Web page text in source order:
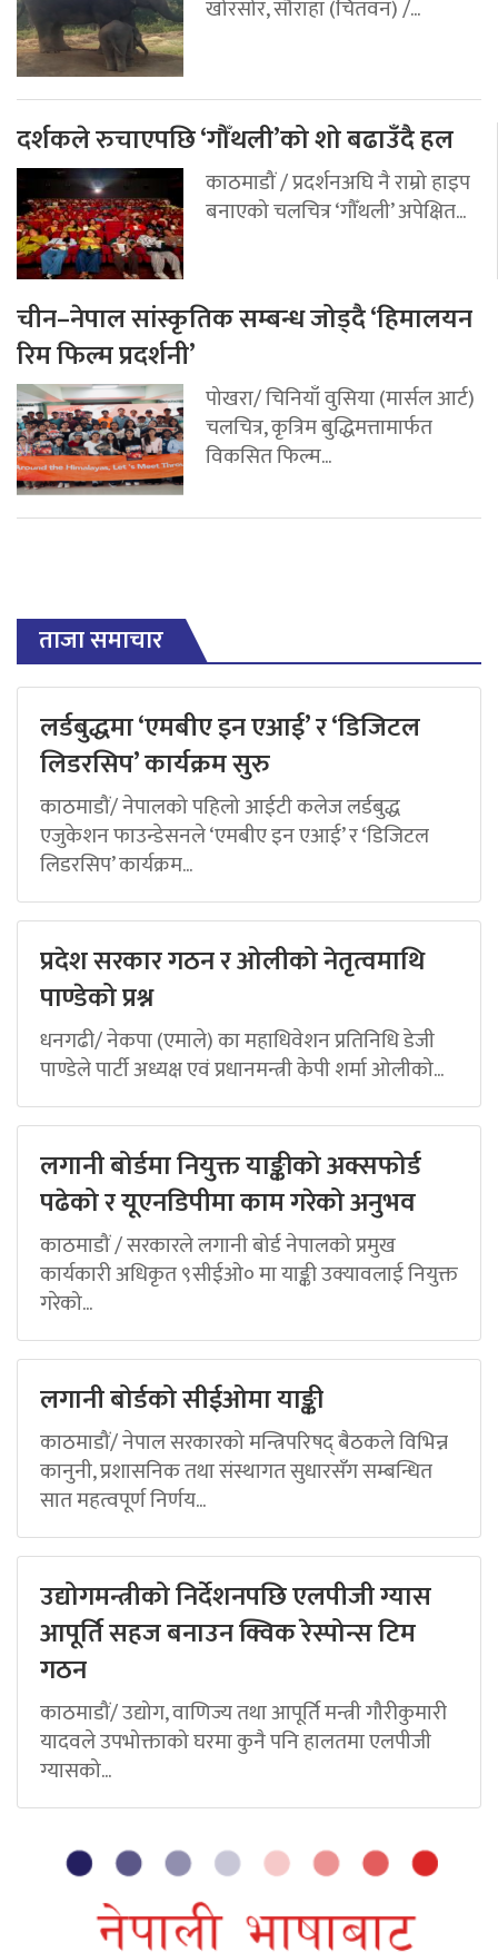
खोरसोर, सौराहा (चितवन) /...
दर्शकले रुचाएपछि ‘गौँथली’को शो बढाउँदै हल
काठमाडौं / प्रदर्शनअघि नै राम्रो हाइप
बनाएको चलचित्र ‘गौँथली’ अपेक्षित...
चीन–नेपाल सांस्कृतिक सम्बन्ध जोड्दै ‘हिमालयन
रिम फिल्म प्रदर्शनी’
पोखरा/ चिनियाँ वुसिया (मार्सल आर्ट)
चलचित्र, कृत्रिम बुद्धिमत्तामार्फत
विकसित फिल्म...
ताजा समाचार
लर्डबुद्धमा ‘एमबीए इन एआई’ र ‘डिजिटल
लिडरसिप’ कार्यक्रम सुरु
काठमाडौं/ नेपालको पहिलो आईटी कलेज लर्डबुद्ध
एजुकेशन फाउन्डेसनले ‘एमबीए इन एआई’ र ‘डिजिटल
लिडरसिप’ कार्यक्रम...
प्रदेश सरकार गठन र ओलीको नेतृत्वमाथि
पाण्डेको प्रश्न
धनगढी/ नेकपा (एमाले) का महाधिवेशन प्रतिनिधि डेजी
पाण्डेले पार्टी अध्यक्ष एवं प्रधानमन्त्री केपी शर्मा ओलीको...
लगानी बोर्डमा नियुक्त याङ्कीको अक्सफोर्ड
पढेको र यूएनडिपीमा काम गरेको अनुभव
काठमाडौं / सरकारले लगानी बोर्ड नेपालको प्रमुख
कार्यकारी अधिकृत ९सीईओ० मा याङ्की उक्यावलाई नियुक्त
गरेको...
लगानी बोर्डको सीईओमा याङ्की
काठमाडौं/ नेपाल सरकारको मन्त्रिपरिषद् बैठकले विभिन्न
कानुनी, प्रशासनिक तथा संस्थागत सुधारसँग सम्बन्धित
सात महत्वपूर्ण निर्णय...
उद्योगमन्त्रीको निर्देशनपछि एलपीजी ग्यास
आपूर्ति सहज बनाउन क्विक रेस्पोन्स टिम
गठन
काठमाडौं/ उद्योग, वाणिज्य तथा आपूर्ति मन्त्री गौरीकुमारी
यादवले उपभोक्ताको घरमा कुनै पनि हालतमा एलपीजी
ग्यासको...